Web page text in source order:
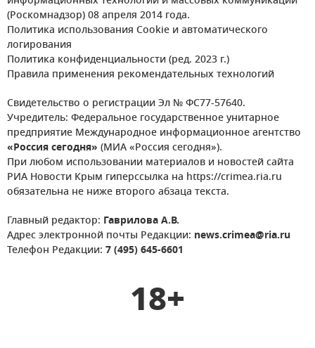
(Роскомнадзор) 08 апреля 2014 года.
Политика использования Cookie и автоматического
логирования
Политика конфиденциальности (ред. 2023 г.)
Правила применения рекомендательных технологий
Свидетельство о регистрации Эл № ФС77-57640.
Учредитель: Федеральное государственное унитарное
предприятие Международное информационное агентство
«Россия сегодня» (МИА «Россия сегодня»).
При любом использовании материалов и новостей сайта
РИА Новости Крым гиперссылка на https://crimea.ria.ru
обязательна не ниже второго абзаца текста.
Главный редактор: Гаврилова А.В.
Адрес электронной почты Редакции: news.crimea@ria.ru
Телефон Редакции: 7 (495) 645-6601
18+